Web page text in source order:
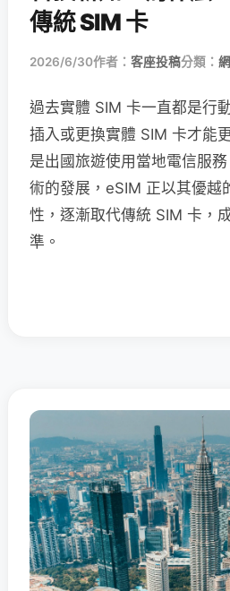
傳統 SIM 卡
2026/6/30作者： 客座投稿分類：
過去實體 SIM 卡一直都是行
插入或更換實體 SIM 卡才能
是出國旅遊使用當地電信服
術的發展，eSIM 正以其優越
性，逐漸取代傳統 SIM 卡，
準。